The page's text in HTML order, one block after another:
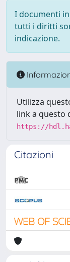
I documenti
tutti i diritti
indicazione.
Utilizza
link a questo
https://
Citazioni